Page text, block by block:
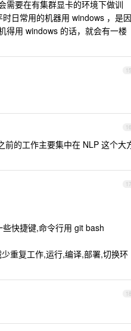
需要在有集群显卡的环境下做训
日常用的机器用 windows ，是因
得用 windows 的话，就会有一楼
15
16
的工作主要集中在 NLP 这个大
17
快捷键,命令行用 git bash
重复工作,运行,编译,部署,切换环
18